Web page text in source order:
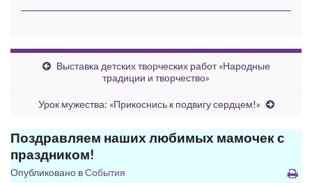
Выставка детских творческих работ «Народные
традиции и творчество»
Урок мужества: «Прикоснись к подвигу сердцем!»
Поздравляем наших любимых мамочек с
праздником!
Опубликовано вСобытия